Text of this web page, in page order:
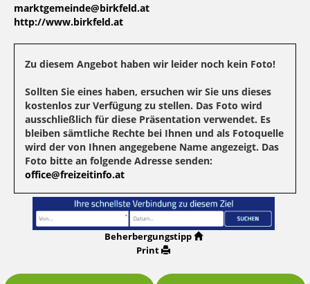
marktgemeinde@birkfeld.at
http://www.birkfeld.at
Zu diesem Angebot haben wir leider noch kein Foto!
Sollten Sie eines haben, ersuchen wir Sie uns dieses
kostenlos zur Verfügung zu stellen. Das Foto wird
ausschließlich für diese Präsentation verwendet. Es
bleiben sämtliche Rechte bei Ihnen und als Fotoquelle
wird der von Ihnen angegebene Name angezeigt. Das
Foto bitte an folgende Adresse senden:
office@freizeitinfo.at
Beherbergungstipp
Print